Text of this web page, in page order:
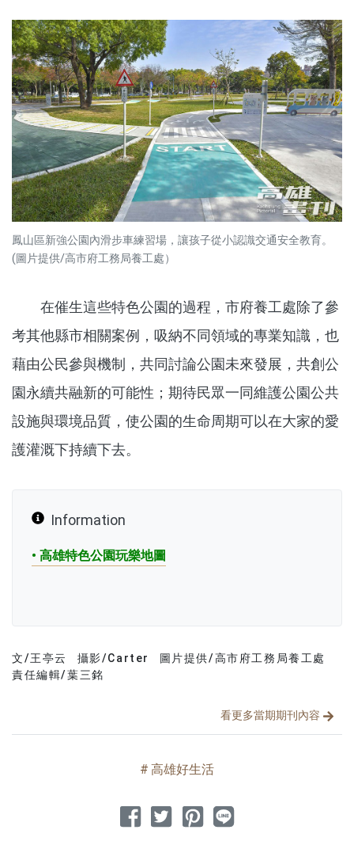
鳳山區新強公園內滑步車練習場，讓孩子從小認識交通安全教育。
(圖片提供/高市府工務局養工處）
在催生這些特色公園的過程，市府養工處除了參
考其他縣市相關案例，吸納不同領域的專業知識，也
藉由公民參與機制，共同討論公園未來發展，共創公
園永續共融新的可能性；期待民眾一同維護公園公共
設施與環境品質，使公園的生命周期可以在大家的愛
護灌溉下持續下去。
Information
• 高雄特色公園玩樂地圖
文/王亭云 攝影/Carter
圖片提供/高市府工務局養工處
責任編輯/葉三銘
看更多當期期刊內容
文章分類
高雄好生活
分享文章
分享到 Facebook
分享到 Twitter
分享到 Pinterest
分享到 Line